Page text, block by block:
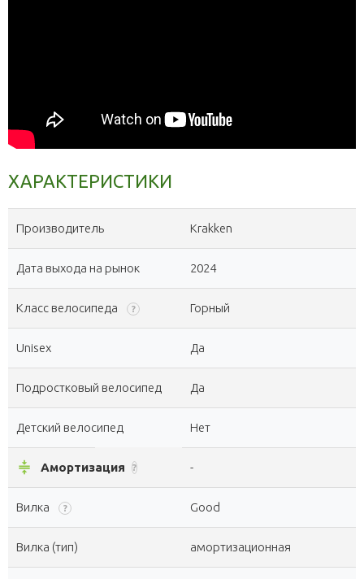
ХАРАКТЕРИСТИКИ
Производитель Krakken
Дата выхода на рынок 2024
Класс велосипеда ? Горный
Unisex Да
Подростковый велосипед Да
Детский велосипед Нет
compress Амортизация ? -
Вилка ? Good
Вилка (тип) амортизационная